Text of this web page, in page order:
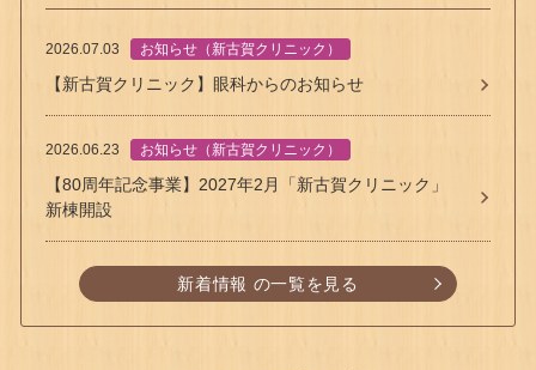
2026.07.03 お知らせ（新古賀クリニック）
【新古賀クリニック】眼科からのお知らせ
2026.06.23 お知らせ（新古賀クリニック）
【80周年記念事業】2027年2月「新古賀クリニック」
新棟開設
新着情報 の一覧を見る